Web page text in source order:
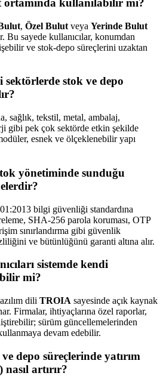
kullanılabilir mi?
, Özel Bulut veya Yerinde Bulut
Bu sayede kullanıcılar, konumdan
ve stok-depo süreçlerini uzaktan
sektörlerde stok ve depo
sağlık, tekstil, metal, ambalaj,
gibi pek çok sektörde etkin şekilde
esnek ve ölçeklenebilir yapı
yönetiminde sunduğu
bilgi güvenliği standardına
SHA-256 parola koruması, OTP
sınırlandırma gibi güvenlik
ve bütünlüğünü garanti altına alır.
sistemde kendi
mi?
dili TROIA sayesinde açık kaynak
Firmalar, ihtiyaçlarına özel raporlar,
sürüm güncellemelerinden
devam edebilir.
depo süreçlerinde yatırım
artırır?